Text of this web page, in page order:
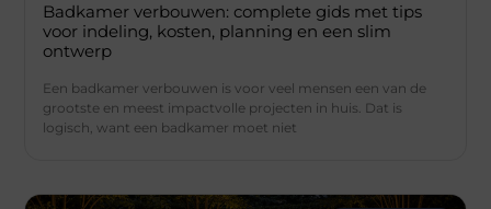
Badkamer verbouwen: complete gids met tips
voor indeling, kosten, planning en een slim
ontwerp
Een badkamer verbouwen is voor veel mensen een van de
grootste en meest impactvolle projecten in huis. Dat is
logisch, want een badkamer moet niet